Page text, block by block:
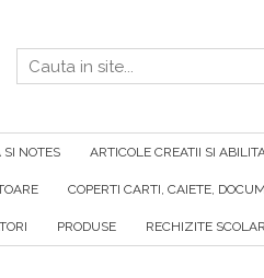
NOTES ARTICOLE CREATII SI
COPERTI CARTI, CAIETE,
PRODUSE RECHIZITE